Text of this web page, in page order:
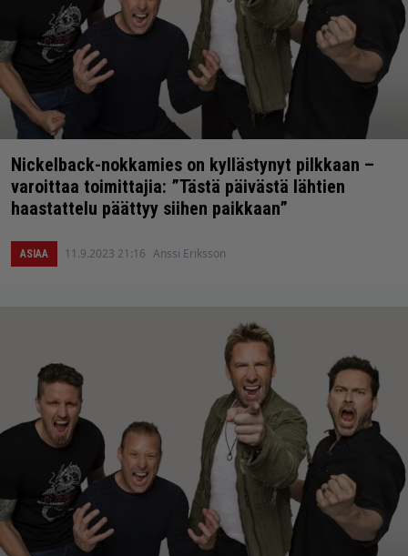
Nickelback-nokkamies on kyllästynyt pilkkaan –
varoittaa toimittajia: ”Tästä päivästä lähtien
haastattelu päättyy siihen paikkaan”
ASIAA 11.9.2023 21:16 Anssi Eriksson